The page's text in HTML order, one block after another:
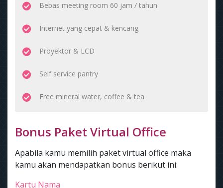
Bebas meeting room 60 jam / tahun
Internet yang cepat & kencang
Proyektor & LCD
Self service pantry
Free mineral water, coffee & tea
Bonus Paket Virtual Office
Apabila kamu memilih paket virtual office maka
kamu akan mendapatkan bonus berikut ini:
Kartu Nama